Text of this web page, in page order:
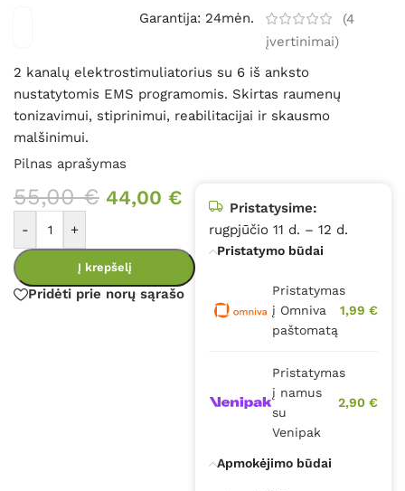
Garantija: 24mėn. (4
įvertinimai)
2 kanalų elektrostimuliatorius su 6 iš anksto
nustatytomis EMS programomis. Skirtas raumenų
tonizavimui, stiprinimui, reabilitacijai ir skausmo
malšinimui.
Pilnas aprašymas
55,00€ 44,00 €
- +
Į krepšelį
Pridėti prie norų sąrašo
Pristatysime:
rugpjūčio 11 d. – 12 d.
Pristatymo būdai
Pristatymas
į Omniva
paštomatą
1,99 €
Pristatymas
į namus
su
Venipak
2,90 €
Apmokėjimo būdai